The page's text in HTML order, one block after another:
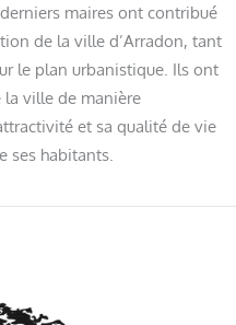
maires ont contribué
de la ville d’Arradon, tant
le plan urbanistique. Ils ont
la ville de manière
et sa qualité de vie
ses habitants.